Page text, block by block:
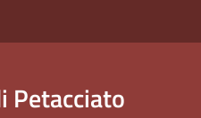
Petacciato